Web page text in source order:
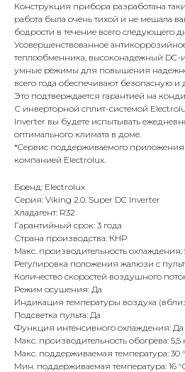
Конструкция прибора разработана
работа была очень тихой и не мешала
бодрости в течение всего следующего
Усовершенствованное
теплообменника, высоконадежный
умные режимы для повышения
всего года обеспечивают безопасную
Это подтверждается гарантией на
С инверторной сплит-системой
Inverter вы будете испытывать
оптимального климата в доме.
*Cервис поддерживаемого приложения
компанией Electrolux.
Бренд: Electrolux
Серия: Viking 2.0. Super DC Inverter
Хладагент: R32
Гарантийный срок: 3 года
Страна производства: КНР
Макс. производительность охлаждения:
Регулировка положения жалюзи с
Количество скоростей воздушного
Режим осушения: Да
Индикация температуры воздуха
Подсветка пульта: Да
Функция интенсивного охлаждения: Да
Макс. производительность обогрева: 5,5
Макс. поддерживаемая температура: 30
Мин. поддерживаемая температура: 16